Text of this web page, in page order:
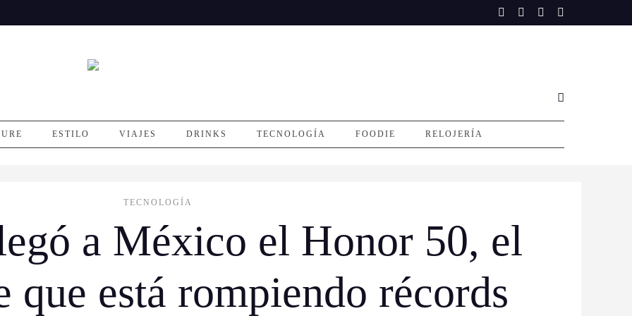
ESTILO VIAJES DRINKS TECNOLOGÍA FOODIE RELOJERÍA
TECNOLOGÍA
a México el Honor 50, el
que está rompiendo récords